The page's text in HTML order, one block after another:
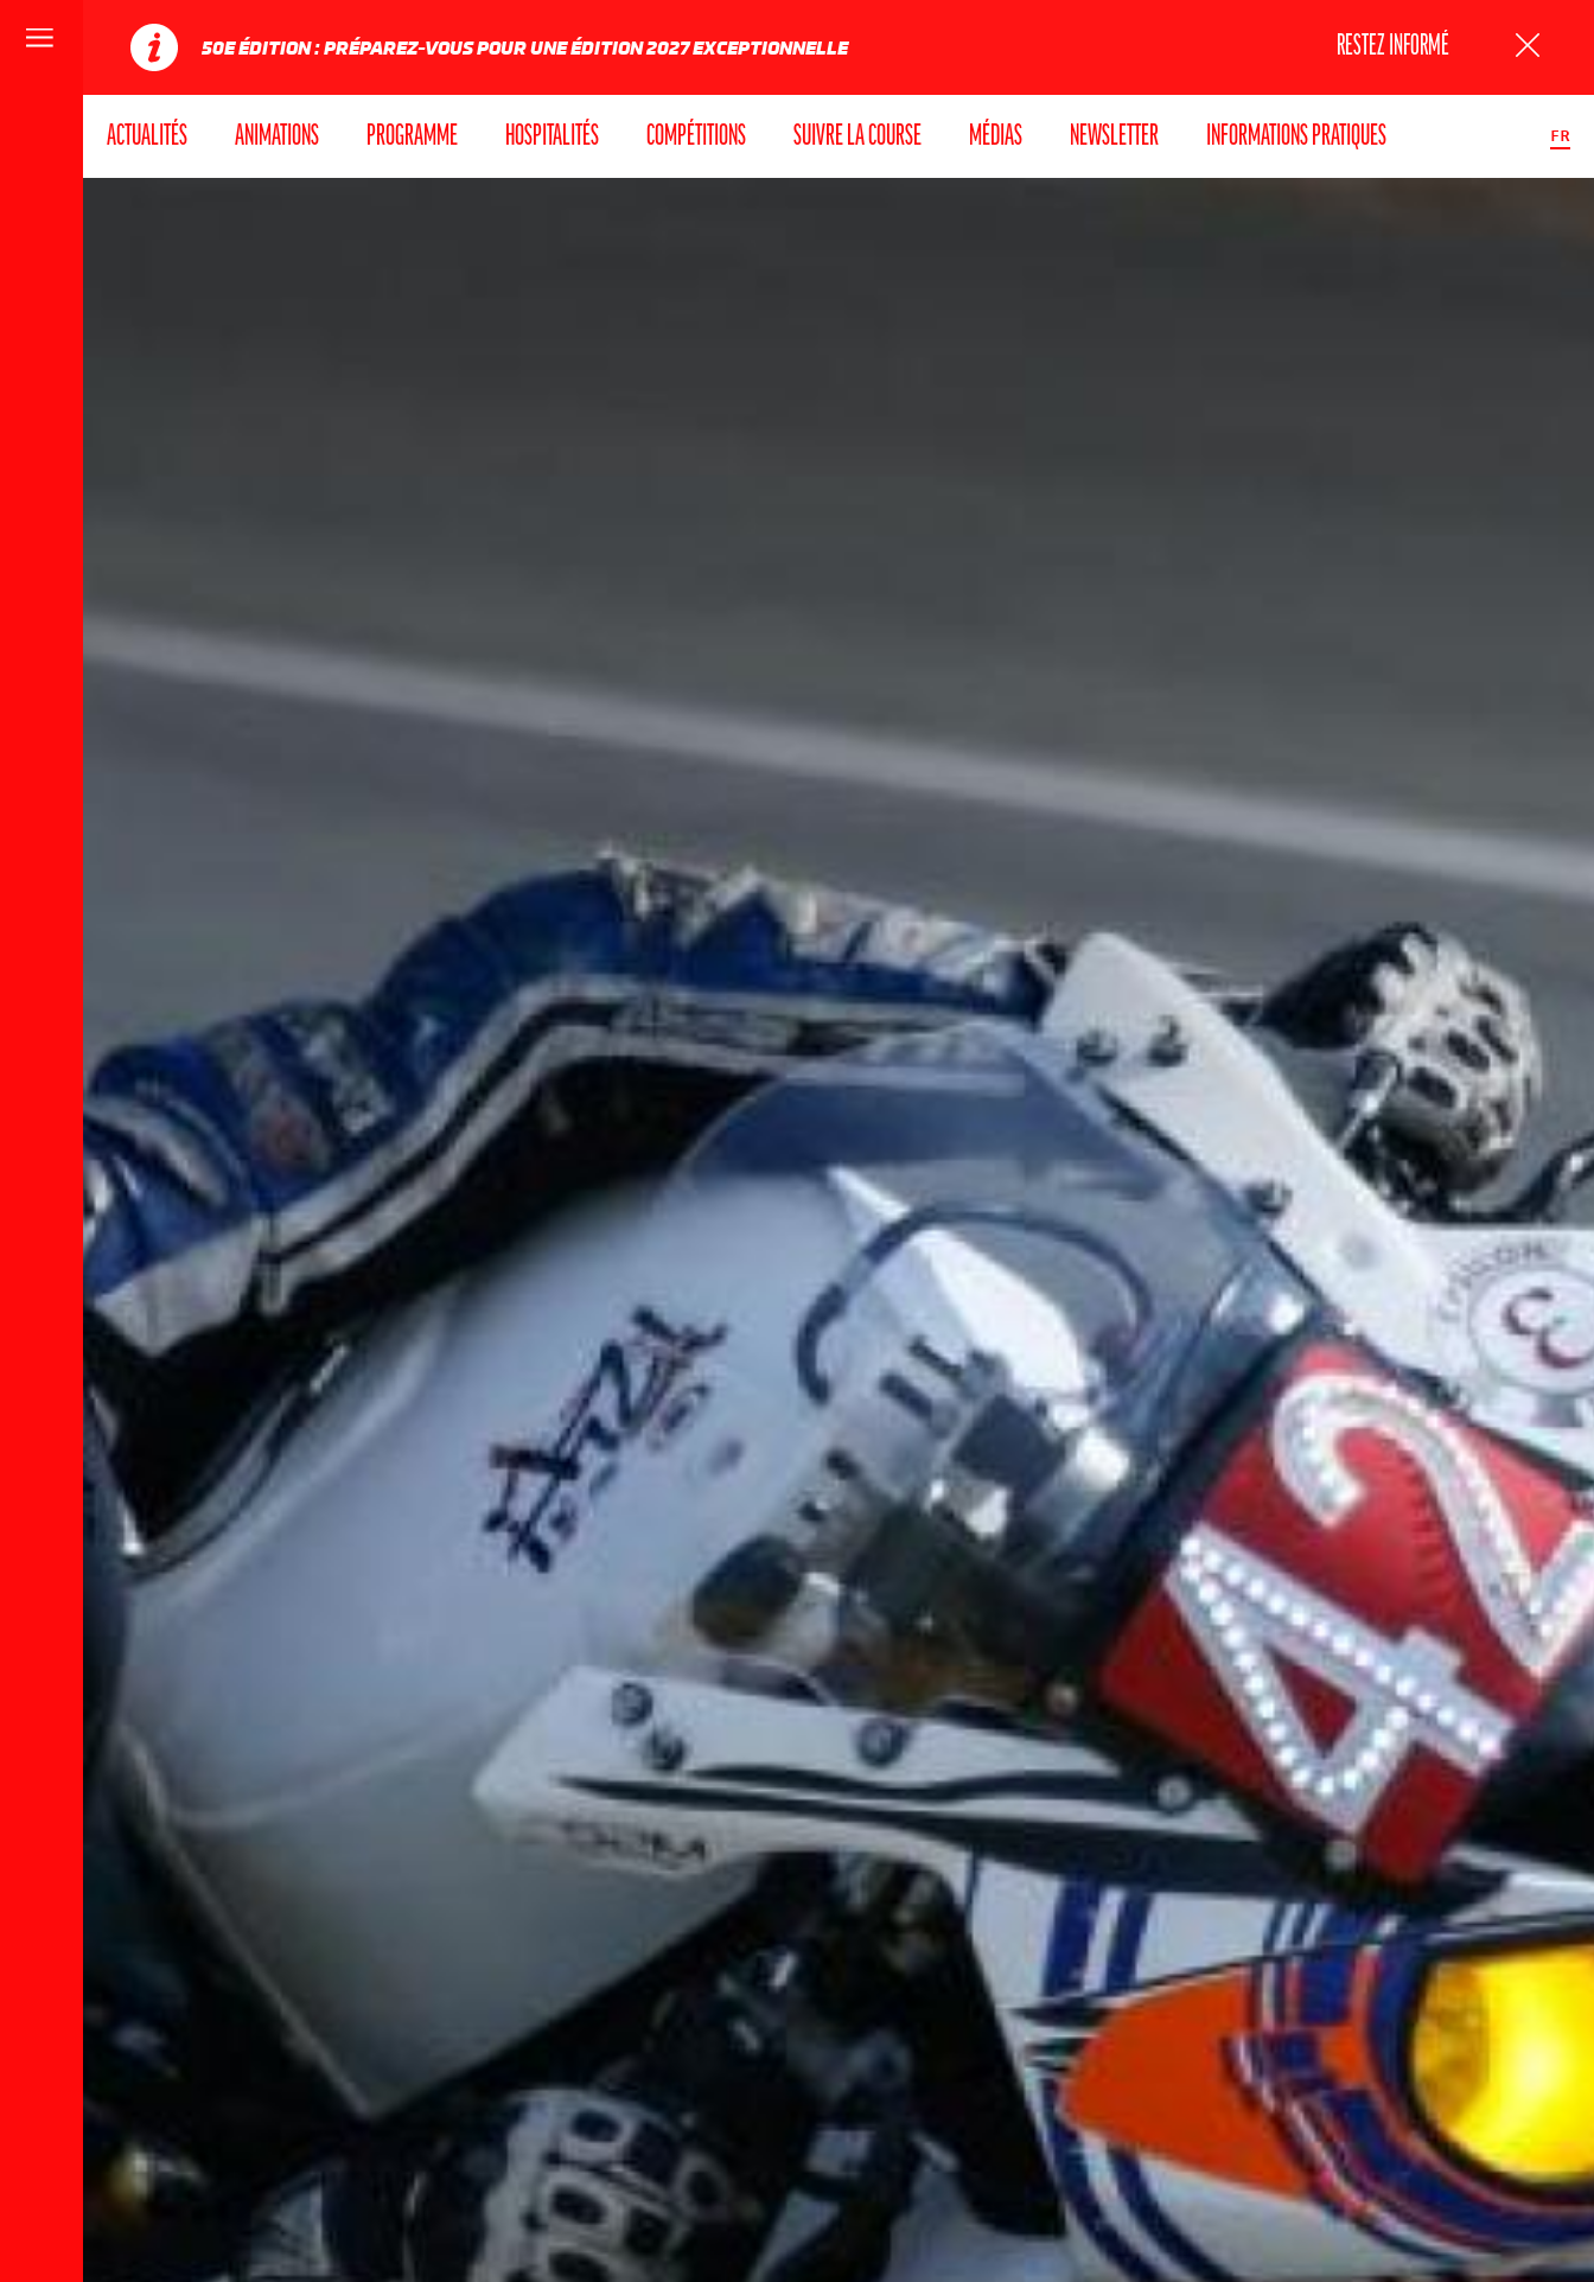
50E ÉDITION : PRÉPAREZ-VOUS POUR UNE ÉDITION 2027 EXCEPTIONNELLE RESTEZ INFORMÉ
ACTUALITÉS ANIMATIONS PROGRAMME HOSPITALITÉS COMPÉTITIONS SUIVRE LA COURSE MÉDIAS NEWSLETTER INFORMATIONS PRATIQUES FR